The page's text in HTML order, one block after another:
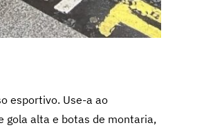
esportivo. Use-a ao
gola alta e botas de montaria,